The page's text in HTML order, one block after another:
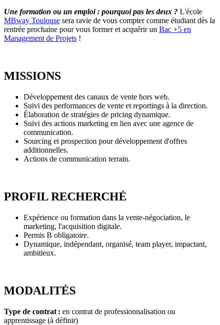
Une formation ou un emploi : pourquoi pas les deux ? L'école
MBway Toulouse sera ravie de vous compter comme étudiant dès la
rentrée prochaine pour vous former et acquérir un Bac +5 en
Management de Projets !
MISSIONS
Développement des canaux de vente hors web.
Suivi des performances de vente et reportings à la direction.
Élaboration de stratégies de pricing dynamique.
Suivi des actions marketing en lien avec une agence de
communication.
Sourcing et prospection pour développement d'offres
additionnelles.
Actions de communication terrain.
PROFIL RECHERCHÉ
Expérience ou formation dans la vente-négociation, le
marketing, l'acquisition digitale.
Permis B obligatoire.
Dynamique, indépendant, organisé, team player, impactant,
ambitieux.
MODALITÉS
Type de contrat : en contrat de professionnalisation ou
apprentissage (à définir)